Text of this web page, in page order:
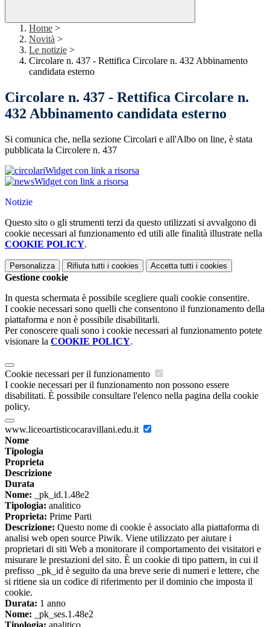
Home >
Novità >
Le notizie >
Circolare n. 437 - Rettifica Circolare n. 432 Abbinamento
candidata esterno
Circolare n. 437 - Rettifica Circolare n.
432 Abbinamento candidata esterno
Si comunica che, nella sezione Circolari e all'Albo on line, è stata
pubblicata la Circolere n. 437
Widget con link a risorsa
Widget con link a risorsa
Notizie
Questo sito o gli strumenti terzi da questo utilizzati si avvalgono di
cookie necessari al funzionamento ed utili alle finalità illustrate nella
COOKIE POLICY.
Personalizza Rifiuta tutti i cookies Accetta tutti i cookies
Gestione cookie
In questa schermata è possibile scegliere quali cookie consentire.
I cookie necessari sono quelli che consentono il funzionamento della
piattaforma e non è possibile disabilitarli.
Per conoscere quali sono i cookie necessari al funzionamento potete
visionare la COOKIE POLICY.
Cookie necessari per il funzionamento
I cookie necessari per il funzionamento non possono essere
disabilitati. È possibile consultare l'elenco nella pagina della cookie
policy.
www.liceoartisticocaravillani.edu.it
Nome
Tipologia
Proprieta
Descrizione
Durata
Nome: _pk_id.1.48e2
Tipologia: analitico
Proprieta: Prime Parti
Descrizione: Questo nome di cookie è associato alla piattaforma di
analisi web open source Piwik. Viene utilizzato per aiutare i
proprietari di siti Web a monitorare il comportamento dei visitatori e
misurare le prestazioni del sito. È un cookie di tipo pattern, in cui il
prefisso _pk_id è seguito da una breve serie di numeri e lettere, che
si ritiene sia un codice di riferimento per il dominio che imposta il
cookie.
Durata: 1 anno
Nome: _pk_ses.1.48e2